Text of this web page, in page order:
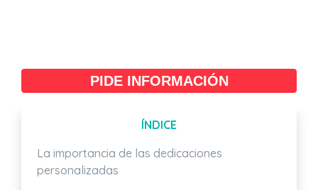
PIDE INFORMACIÓN
ÍNDICE
La importancia de las dedicaciones
personalizadas